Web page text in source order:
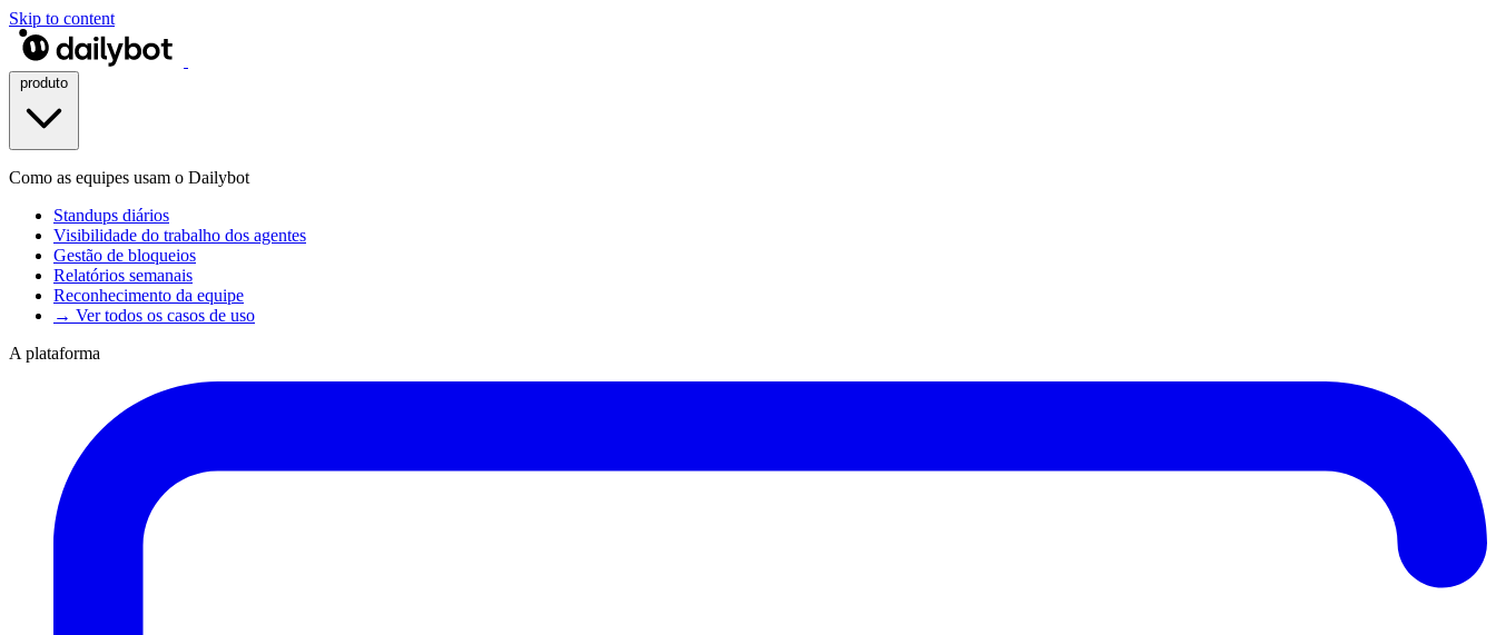
Skip to content
Como as equipes usam o Dailybot
Standups diários
Visibilidade do trabalho dos agentes
Gestão de bloqueios
Relatórios semanais
Reconhecimento da equipe
→ Ver todos os casos de uso
A plataforma